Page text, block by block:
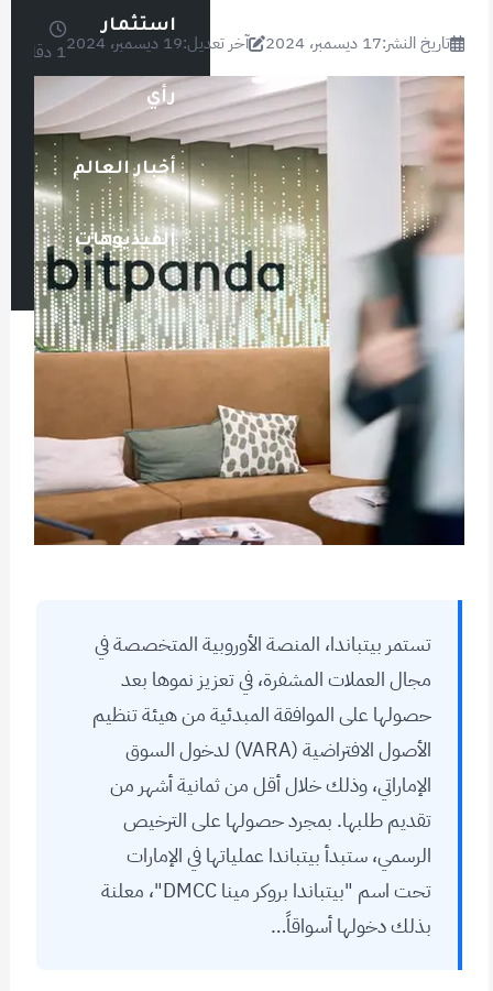
استثمار
رأي
أخبار العالم
الفيديوهات
تاريخ النشر:17 ديسمبر، 2024 آخر تعديل:19 ديسمبر، 2024 1 دقائق
تستمر بيتباندا، المنصة الأوروبية المتخصصة في
مجال العملات المشفرة، في تعزيز نموها بعد
حصولها على الموافقة المبدئية من هيئة تنظيم
الأصول الافتراضية (VARA) لدخول السوق
الإماراتي، وذلك خلال أقل من ثمانية أشهر من
تقديم طلبها. بمجرد حصولها على الترخيص
الرسمي، ستبدأ بيتباندا عملياتها في الإمارات
تحت اسم "بيتباندا بروكر مينا DMCC"، معلنة
بذلك دخولها أسواقاً…